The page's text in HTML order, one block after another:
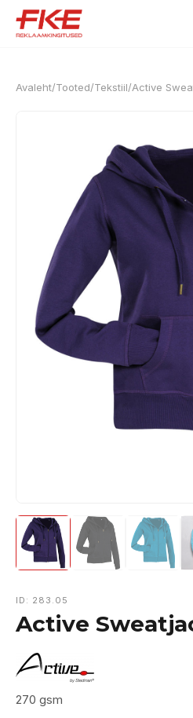
Avaleht/Tooted/Tekstiil/Active
ID: 283.05
Active
270 gsm